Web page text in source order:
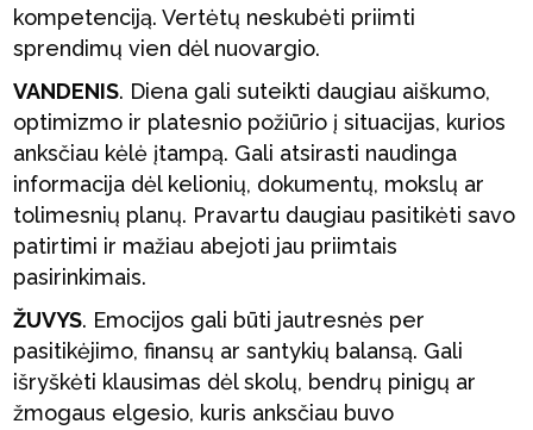
kompetenciją. Vertėtų neskubėti priimti
sprendimų vien dėl nuovargio.
VANDENIS. Diena gali suteikti daugiau aiškumo,
optimizmo ir platesnio požiūrio į situacijas, kurios
anksčiau kėlė įtampą. Gali atsirasti naudinga
informacija dėl kelionių, dokumentų, mokslų ar
tolimesnių planų. Pravartu daugiau pasitikėti savo
patirtimi ir mažiau abejoti jau priimtais
pasirinkimais.
ŽUVYS. Emocijos gali būti jautresnės per
pasitikėjimo, finansų ar santykių balansą. Gali
išryškėti klausimas dėl skolų, bendrų pinigų ar
žmogaus elgesio, kuris anksčiau buvo